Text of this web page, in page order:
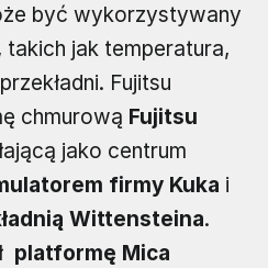
być wykorzystywany
jak temperatura,
Fujitsu
chmurową Fujitsu
jako centrum
firmy Kuka i
Wittensteina.
platformę Mica